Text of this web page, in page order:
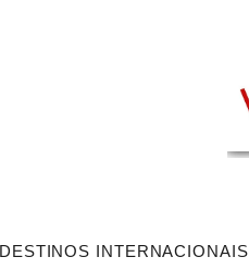
DESTINOS INTERNACIONAIS